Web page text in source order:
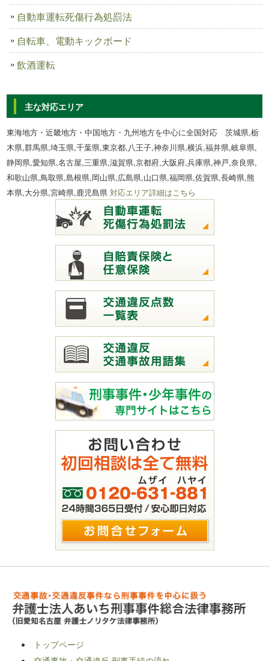
自動車運転死傷行為処罰法
自転車、電動キックボード
飲酒運転
主な対応エリア
東海地方・近畿地方・中国地方・九州地方を中心に全国対応 茨城県,栃
木県,群馬県,埼玉県,千葉県,東京都,八王子,神奈川県,横浜,福井県,岐阜県,
静岡県,愛知県,名古屋,三重県,滋賀県,京都府,大阪府,兵庫県,神戸,奈良県,
和歌山県,鳥取県,島根県,岡山県,広島県,山口県,福岡県,佐賀県,長崎県,熊
本県,大分県,宮崎県,鹿児島県対応エリア詳細はこちら
トップページ